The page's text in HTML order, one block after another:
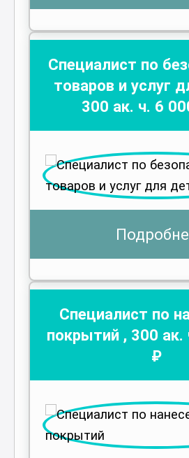
Специалист по
товаров и услуг
300 ак. ч. 6
Специалист по
покрытий , 300 ак.
₽